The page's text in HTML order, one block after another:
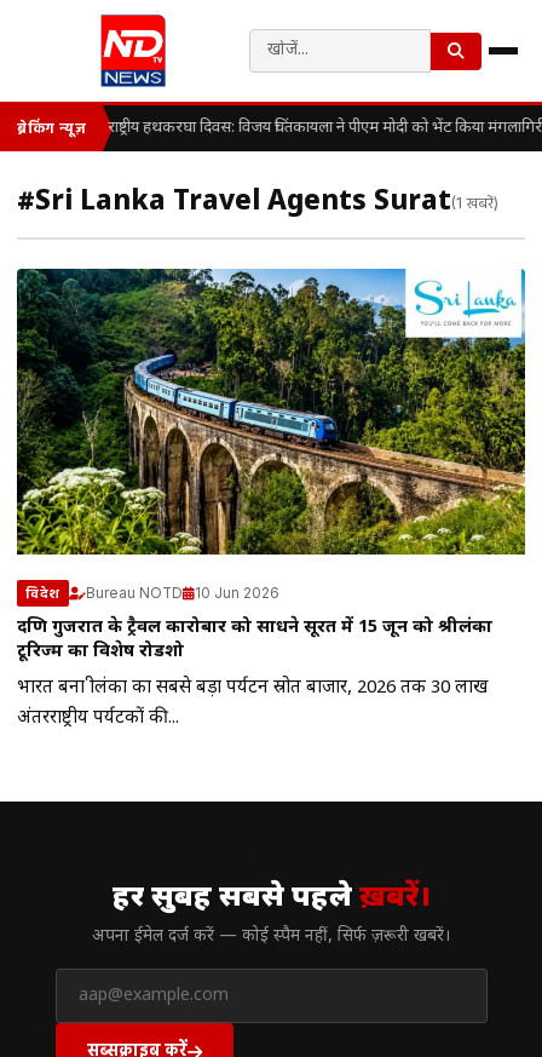
ब्रेकिंग न्यूज़ राष्ट्रीय हथकरघा दिवस: विजय चिंतकायला ने पीएम मोदी को भेंट किया
#Sri Lanka Travel Agents Surat(1 खबरें)
विदेश Bureau NOTD 10 Jun 2026
दक्षिण गुजरात के ट्रैवल कारोबार को साधने सूरत में 15 जून को श्रीलंका
टूरिज्म का विशेष रोडशो
भारत बना श्रीलंका का सबसे बड़ा पर्यटन स्रोत बाजार, 2026 तक 30 लाख
अंतरराष्ट्रीय पर्यटकों की...
हर सुबह सबसे पहलेख़बरें।
अपना ईमेल दर्ज करें — कोई स्पैम नहीं, सिर्फ ज़रूरी खबरें।
सब्सक्राइब करें